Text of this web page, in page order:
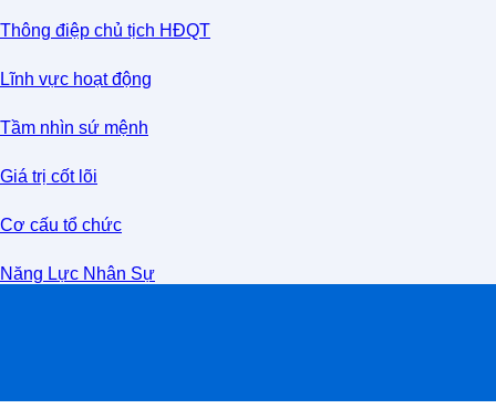
Thông điệp chủ tịch HĐQT
Lĩnh vực hoạt động
Tầm nhìn sứ mệnh
Giá trị cốt lõi
Cơ cấu tổ chức
Năng Lực Nhân Sự